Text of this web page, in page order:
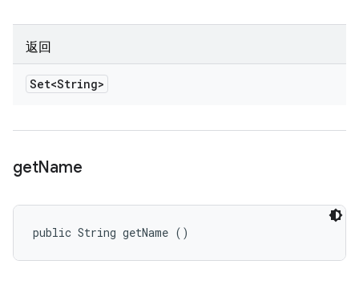
返回
Set<String>
getName
public String getName ()